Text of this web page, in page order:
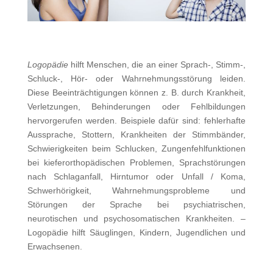
Logopädiehilft Menschen, die an einer Sprach-, Stimm-,
Schluck-, Hör- oder Wahrnehmungsstörung leiden.
Diese Beeinträchtigungen können z. B. durch Krankheit,
Verletzungen, Behinderungen oder Fehlbildungen
hervorgerufen werden. Beispiele dafür sind: fehlerhafte
Aussprache, Stottern, Krankheiten der Stimmbänder,
Schwierigkeiten beim Schlucken, Zungenfehlfunktionen
bei kieferorthopädischen Problemen, Sprachstörungen
nach Schlaganfall, Hirntumor oder Unfall / Koma,
Schwerhörigkeit, Wahrnehmungsprobleme und
Störungen der Sprache bei psychiatrischen,
neurotischen und psychosomatischen Krankheiten. –
Logopädie hilft Säuglingen, Kindern, Jugendlichen und
Erwachsenen.